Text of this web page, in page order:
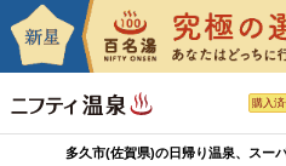
購入
多久市(佐賀県)の日帰り温泉、スー